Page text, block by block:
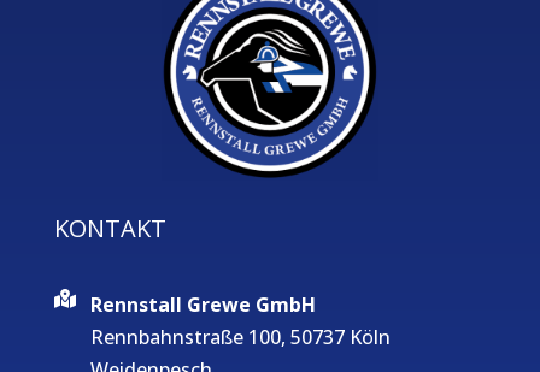
KONTAKT
Rennstall Grewe GmbH
Rennbahnstraße 100, 50737 Köln